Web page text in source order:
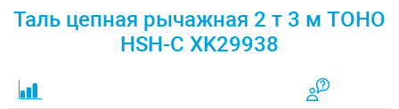
Таль цепная рычажная 2 т 3 м TOHO
HSH-C XK29938